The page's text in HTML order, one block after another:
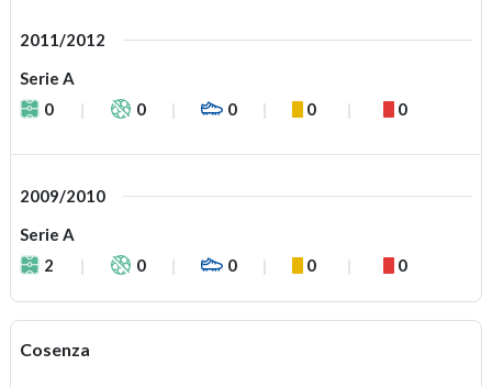
2011/2012
Serie A
0
0 0 0 0
2009/2010
Serie A
2
0 0 0 0
Cosenza